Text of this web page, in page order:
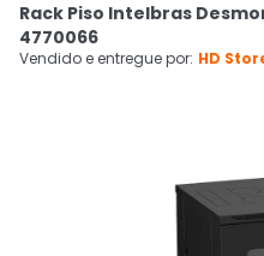
Cupons
Rack Piso Intelbras
4770066
Vendido e entregue por: HD